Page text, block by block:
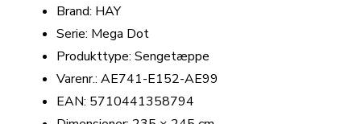
Brand: HAY
Serie: Mega Dot
Produkttype: Sengetæppe
Varenr.: AE741-E152-AE99
EAN: 5710441358794